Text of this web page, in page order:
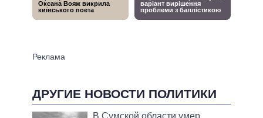
ДРУГИЕ НОВОСТИ ПОЛИТИКИ